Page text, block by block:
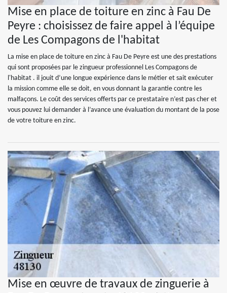
Mise en place de toiture en zinc à Fau De
Peyre : choisissez de faire appel à l’équipe
de Les Compagons de l'habitat
La mise en place de toiture en zinc à Fau De Peyre est une des prestations
qui sont proposées par le zingueur professionnel Les Compagons de
l'habitat . il jouit d’une longue expérience dans le métier et sait exécuter
la mission comme elle se doit, en vous donnant la garantie contre les
malfaçons. Le coût des services offerts par ce prestataire n’est pas cher et
vous pouvez lui demander à l’avance une évaluation du montant de la pose
de votre toiture en zinc.
Mise en œuvre de travaux de zinguerie à